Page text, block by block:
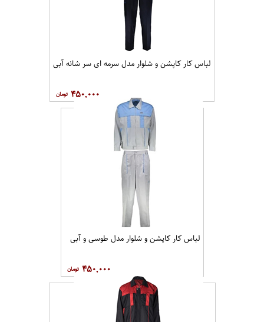
لباس کار کاپشن و شلوار مدل سرمه ای سر شانه آبی
۴۵۰,۰۰۰
لباس کار کاپشن و شلوار مدل طوسی و آبی
۴۵۰,۰۰۰